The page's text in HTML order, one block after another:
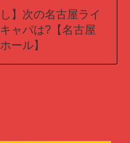
】次の名古屋ライ
ャパは?【名古屋
ール】